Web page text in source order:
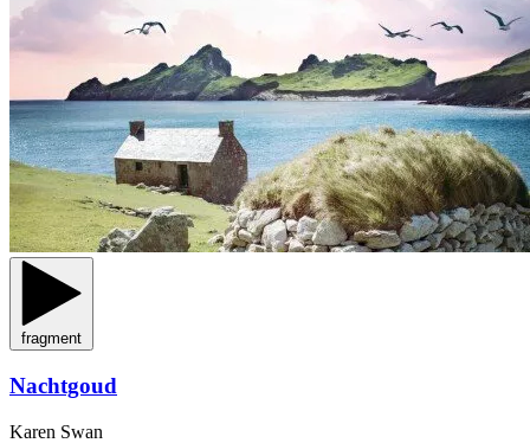
fragment
Nachtgoud
Karen Swan